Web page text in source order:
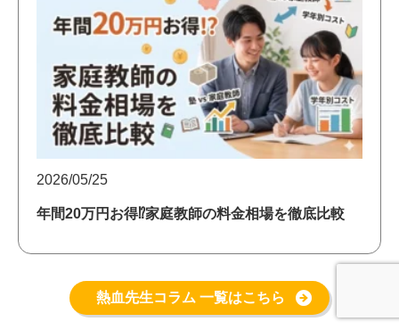
2026/05/25
年間20万円お得⁉家庭教師の料金相場を徹底比較
熱血先生コラム 一覧はこちら